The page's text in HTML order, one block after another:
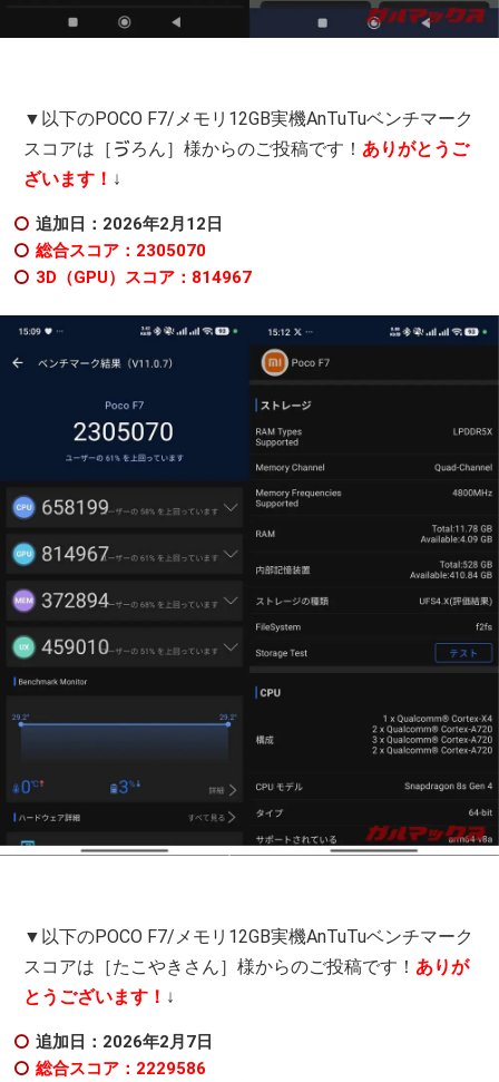
▼以下のPOCO F7/メモリ12GB実機AnTuTuベンチマーク
スコアは［ゔろん］様からのご投稿です！ ありがとうご
ざいます！ ↓
追加日：2026年2月12日
総合スコア：2305070
3D（GPU）スコア：814967
▼以下のPOCO F7/メモリ12GB実機AnTuTuベンチマーク
スコアは［たこやきさん］様からのご投稿です！ ありが
とうございます！ ↓
追加日：2026年2月7日
総合スコア：2229586